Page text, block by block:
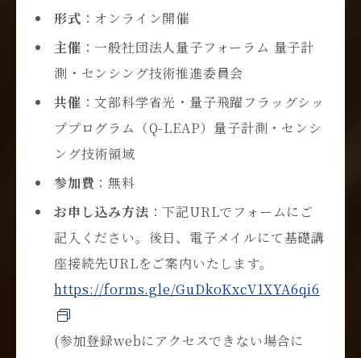
形式 ：オンライン開催
主催 ：一般社団法人量子フォーラム 量子計
測・センシング技術推進委員会
共催 ：文部科学省光・量子飛躍フラッグシッ
ププログラム（Q-LEAP）量子計測・センシ
ング技術領域
参加費 ：無料
お申し込み方法 ：下記URLでフォームにご
記入ください。後日、電子メイルにて基礎講
座接続先URLをご案内いたします。
https://forms.gle/GuDkoKxcV1XYA6qi6
(参加登録webにアクセスできない場合に